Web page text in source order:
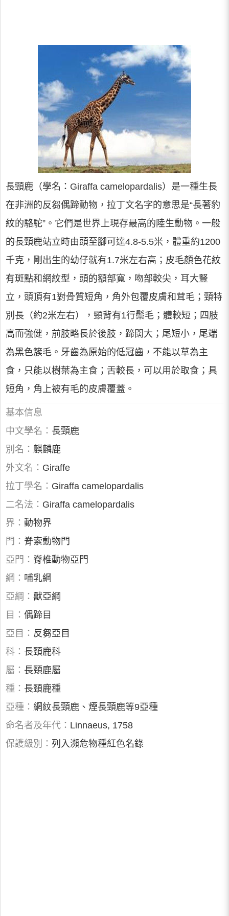
長頸鹿（學名：Giraffa camelopardalis）是一種生長
在非洲的反芻偶蹄動物，拉丁文名字的意思是“長著豹
紋的駱駝”。它們是世界上現存最高的陸生動物。一般
的長頸鹿站立時由頭至腳可達4.8-5.5米，體重約1200
千克，剛出生的幼仔就有1.7米左右高；皮毛顏色花紋
有斑點和網紋型，頭的額部寬，吻部較尖，耳大豎
立，頭頂有1對骨質短角，角外包覆皮膚和茸毛；頸特
別長（約2米左右），頸背有1行鬃毛；體較短；四肢
高而強健，前肢略長於後肢，蹄闊大；尾短小，尾端
為黑色簇毛。牙齒為原始的低冠齒，不能以草為主
食，只能以樹葉為主食；舌較長，可以用於取食；具
短角，角上被有毛的皮膚覆蓋。
基本信息
中文學名： 長頸鹿
別名： 麒麟鹿
外文名： Giraffe
拉丁學名： Giraffa camelopardalis
二名法： Giraffa camelopardalis
界： 動物界
門： 脊索動物門
亞門： 脊椎動物亞門
綱： 哺乳綱
亞綱： 獸亞綱
目： 偶蹄目
亞目： 反芻亞目
科： 長頸鹿科
屬： 長頸鹿屬
種： 長頸鹿種
亞種： 網紋長頸鹿、煙長頸鹿等9亞種
命名者及年代： Linnaeus, 1758
保護級別： 列入瀕危物種紅色名錄